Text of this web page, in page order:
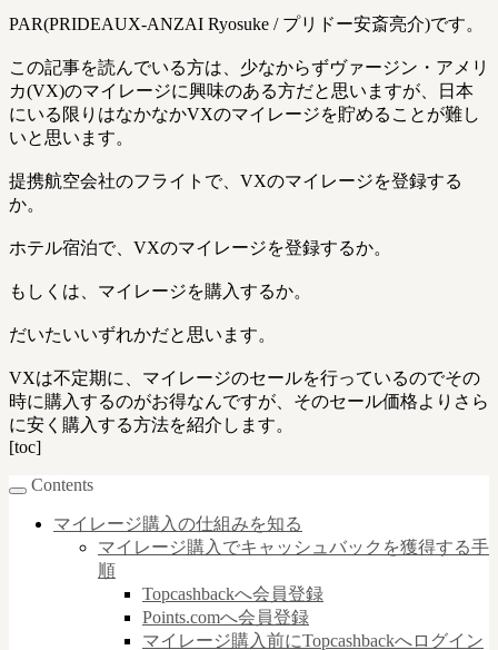
イ
ト
を
よ
り
く
購
す
る
方
法
PAR(PRIDEAUX-ANZAI Ryosuke / プリドー安斎亮介)です。
この記事を読んでいる方は、少なからずヴァージン・アメリ
カ(VX)のマイレージに興味のある方だと思いますが、日本
にいる限りはなかなかVXのマイレージを貯めることが難し
いと思います。
提携航空会社のフライトで、VXのマイレージを登録する
か。
ホテル宿泊で、VXのマイレージを登録するか。
もしくは、マイレージを購入するか。
だいたいいずれかだと思います。
VXは不定期に、マイレージのセールを行っているのでその
時に購入するのがお得なんですが、そのセール価格よりさら
に安く購入する方法を紹介します。
[toc]
Contents
マイレージ購入の仕組みを知る
マイレージ購入でキャッシュバックを獲得する手
順
Topcashbackへ会員登録
Points.comへ会員登録
マイレージ購入前にTopcashbackへログイン